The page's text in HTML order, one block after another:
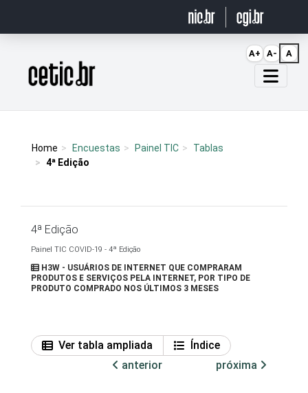
Página inicial
Home Encuestas Painel TIC
Tablas
4ª Edição
4ª Edição
Painel TIC COVID-19 - 4ª Edição
H3W - USUÁRIOS DE INTERNET QUE COMPRARAM
PRODUTOS E SERVIÇOS PELA INTERNET, POR TIPO DE
PRODUTO COMPRADO NOS ÚLTIMOS 3 MESES
Ver tabla ampliada
Índice
anterior
próxima
A+ A- A